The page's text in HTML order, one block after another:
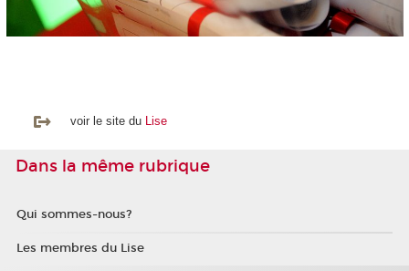
voir le site du Lise
Dans la même rubrique
Qui sommes-nous?
Les membres du Lise